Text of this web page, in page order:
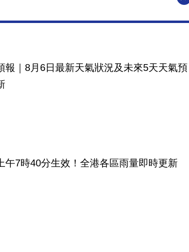
報｜8月6日最新天氣狀況及未來5天天氣預
午7時40分生效！全港各區雨量即時更新